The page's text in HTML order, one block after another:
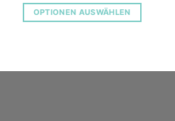
OPTIONEN AUSWÄHLEN